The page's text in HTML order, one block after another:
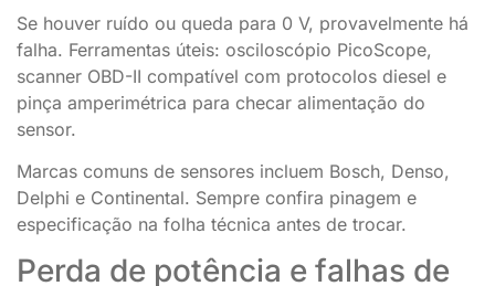
Se houver ruído ou queda para 0 V, provavelmente há
falha. Ferramentas úteis: osciloscópio PicoScope,
scanner OBD-II compatível com protocolos diesel e
pinça amperimétrica para checar alimentação do
sensor.
Marcas comuns de sensores incluem Bosch, Denso,
Delphi e Continental. Sempre confira pinagem e
especificação na folha técnica antes de trocar.
Perda de potência e falhas de